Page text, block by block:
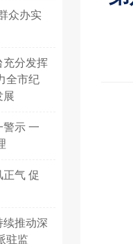
众办实
充分发挥
全市纪
展
警示 一
气 促
续推动深
驻监